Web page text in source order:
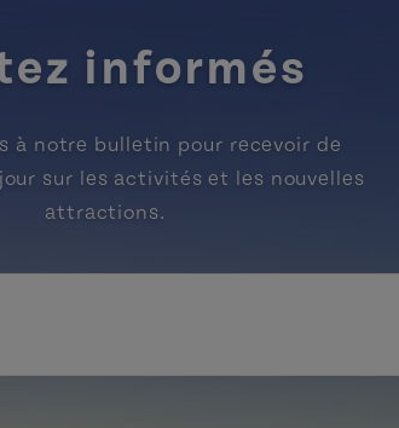
informés
à notre bulletin pour recevoir de
sur les activités et les nouvelles
attractions.